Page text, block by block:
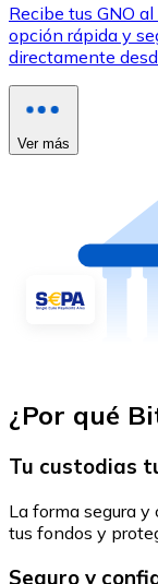
Recibe tus GNO
opción rápida y
directamente
Ver más
¿Por qué
Tu custodias
La forma segura
tus fondos y
Seguro y